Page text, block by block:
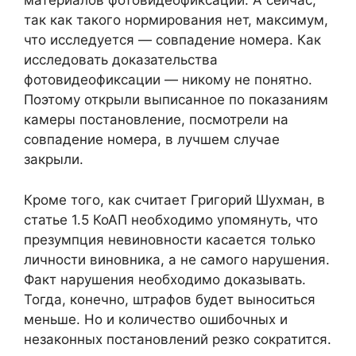
так как такого нормирования нет, максимум,
что исследуется — совпадение номера. Как
исследовать доказательства
фотовидеофиксации — никому не понятно.
Поэтому открыли выписанное по показаниям
камеры постановление, посмотрели на
совпадение номера, в лучшем случае
закрыли.
Кроме того, как считает Григорий Шухман, в
статье 1.5 КоАП необходимо упомянуть, что
презумпция невиновности касается только
личности виновника, а не самого нарушения.
Факт нарушения необходимо доказывать.
Тогда, конечно, штрафов будет выноситься
меньше. Но и количество ошибочных и
незаконных постановлений резко сократится.